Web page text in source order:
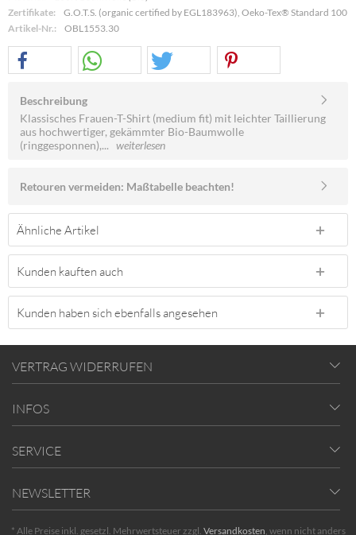
Zertifikate:
G.O.T.S. (organic certified by EGL183963), Oeko-Tex® Standard 100
Artikel-Nr.:
OBL1553.30
Beschreibung
Klassisches Frauen-T-Shirt (medium fit) mit leichter Taillierung
aus hochwertiger, gekämmter Bio-Baumwolle
(ringgesponnen),... weiterlesen
Retouren vermeiden: Maßtabelle beachten!
Ähnliche Artikel
Kunden kauften auch
Kunden haben sich ebenfalls angesehen
VERTRAG WIDERRUFEN
INFOS
SERVICE
NEWSLETTER
* Alle Preise inkl. gesetzl. Mehrwertsteuer zzgl. Versandkosten, wenn nicht anders